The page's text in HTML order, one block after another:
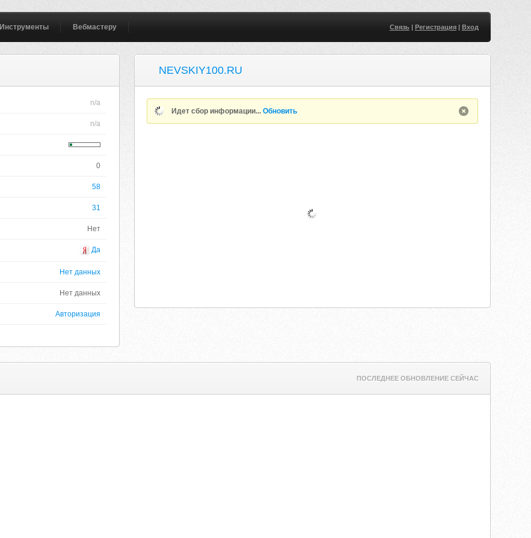
Инструменты Вебмастеру Связь| Регистрация| Вход
n/a
n/a
0
58
31
Нет
Да
Нет данных
Нет данных
Авторизация
NEVSKIY100.RU
Идет сбор информации...Обновить
ПОСЛЕДНЕЕ ОБНОВЛЕНИЕ СЕЙЧАС